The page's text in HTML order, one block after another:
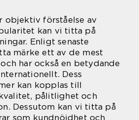
objektiv förståelse av
kan vi titta på
Enligt senaste
märke ett av de mest
har också en betydande
Dess
kan kopplas till
pålitlighet och
Dessutom kan vi titta på
som kundnöjdhet och